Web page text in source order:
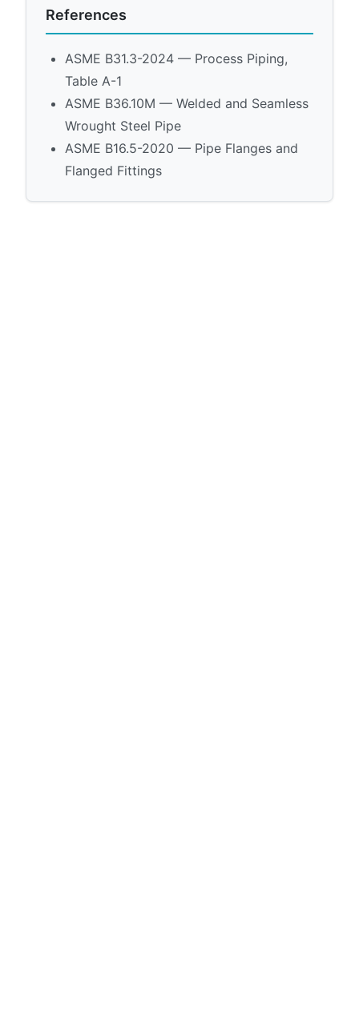
References
ASME B31.3-2024 — Process Piping,
Table A-1
ASME B36.10M — Welded and Seamless
Wrought Steel Pipe
ASME B16.5-2020 — Pipe Flanges and
Flanged Fittings